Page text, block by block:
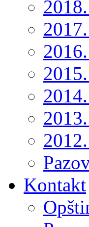
Kontakt